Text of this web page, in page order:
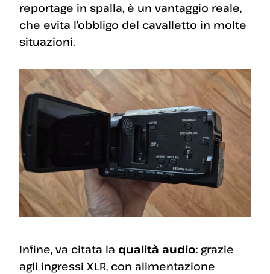
reportage in spalla, è un vantaggio reale,
che evita l’obbligo del cavalletto in molte
situazioni.
Infine, va citata la qualità audio: grazie
agli ingressi XLR, con alimentazione